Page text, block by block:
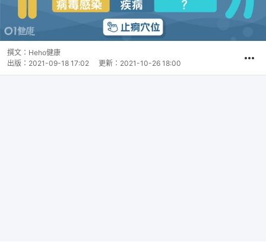
撰文： Heho健康
出版： 2021-09-18 17:02 更新： 2021-10-26 18:00